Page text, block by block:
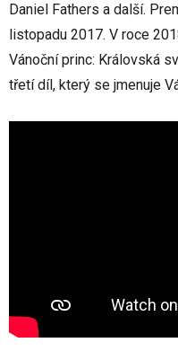
Daniel Fathers a další.
listopadu 2017. V roce
Vánoční princ: Královská
třetí díl, který se jmenuje